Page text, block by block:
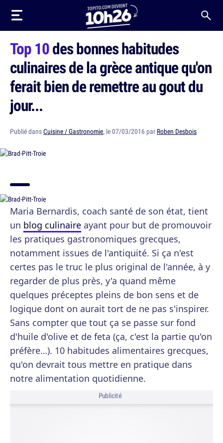
Top 10des bonnes habitudes
culinaires de la grèce antique qu'on
ferait bien de remettre au gout du
jour...
Publié dansCuisine / Gastronomie, le 07/03/2016 par Roben Desbois
Maria Bernardis, coach santé de son état, tient
un blog culinaire ayant pour but de promouvoir
les pratiques gastronomiques grecques,
notamment issues de l'antiquité. Si ça n'est
certes pas le truc le plus original de l'année, à y
regarder de plus près, y'a quand même
quelques préceptes pleins de bon sens et de
logique dont on aurait tort de ne pas s'inspirer.
Sans compter que tout ça se passe sur fond
d'huile d'olive et de feta (ça, c'est la partie qu'on
préfère…). 10 habitudes alimentaires grecques,
qu'on devrait tous mettre en pratique dans
notre alimentation quotidienne.
Publicité